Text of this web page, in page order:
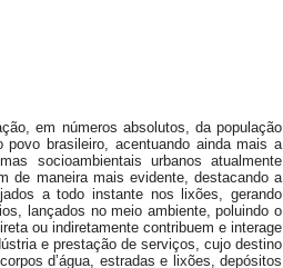
em números absolutos, da população
brasileiro, acentuando ainda mais a
socioambientais urbanos atualmente
de maneira mais evidente, destacando a
a todo instante nos lixões, gerando
lançados no meio ambiente, poluindo o
ou indiretamente contribuem e interage
e prestação de serviços, cujo destino
d’água, estradas e lixões, depósitos